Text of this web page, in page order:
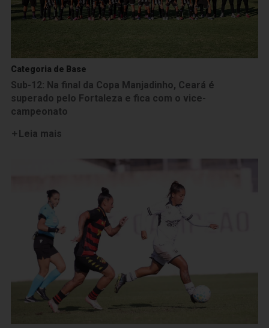
Categoria de Base
Sub-12: Na final da Copa Manjadinho, Ceará é
superado pelo Fortaleza e fica com o vice-
campeonato
Leia mais